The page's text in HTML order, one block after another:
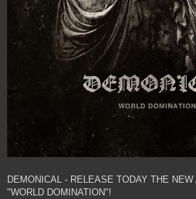
DEMONICAL - RELEASE TODAY THE NEW
"WORLD DOMINATION"!